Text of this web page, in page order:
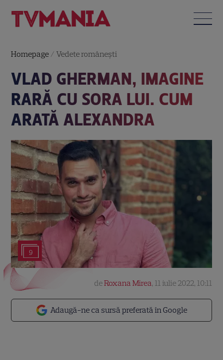
Homepage /Vedete româneşti
VLAD GHERMAN, IMAGINE
RARĂ CU SORA LUI. CUM
ARATĂ ALEXANDRA
9
Adaugă-ne ca sursă preferată în Google
deRoxana Mirea, 11 iulie 2022, 10:11